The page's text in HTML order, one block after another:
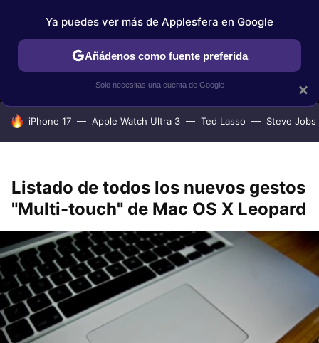
MENÚ NUEVO
TUTORIALES APPLESFERA SELECCIÓN
HOY SE HABLA DE
iPhone 17 Apple Watch Ultra 3 Ted Lasso Steve Jobs
Listado de todos los nuevos gestos
"Multi-touch" de Mac OS X Leopard
×
Ya puedes ver más de Applesfera en Google
Añádenos como fuente preferida
Solo necesitas una cuenta de Google